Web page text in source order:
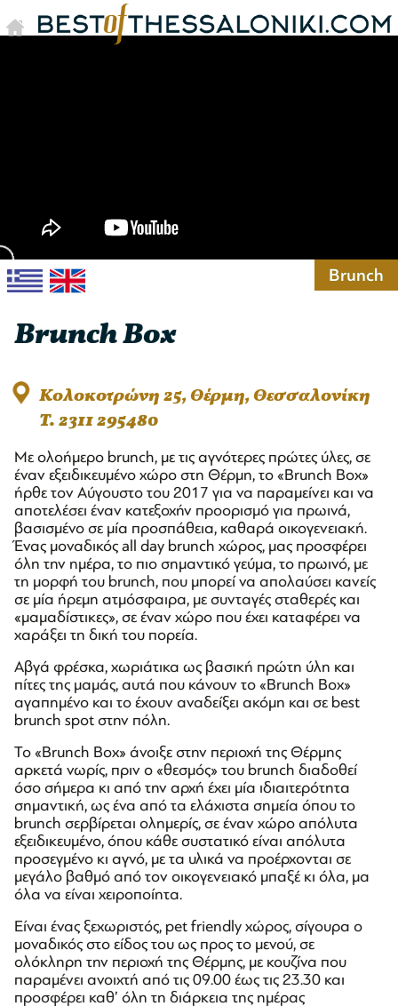
Brunch
Brunch Box
Κολοκοτρώνη 25, Θέρμη, Θεσσαλονίκη
T. 2311 295480
Με ολοήμερο brunch, με τις αγνότερες πρώτες ύλες, σε
έναν εξειδικευμένο χώρο στη Θέρμη, το «Brunch Box»
ήρθε τον Αύγουστο του 2017 για να παραμείνει και να
αποτελέσει έναν κατεξοχήν προορισμό για πρωινά,
βασισμένο σε μία προσπάθεια, καθαρά οικογενειακή.
Ένας μοναδικός all day brunch χώρος, μας προσφέρει
όλη την ημέρα, το πιο σημαντικό γεύμα, το πρωινό, με
τη μορφή του brunch, που μπορεί να απολαύσει κανείς
σε μία ήρεμη ατμόσφαιρα, με συνταγές σταθερές και
«μαμαδίστικες», σε έναν χώρο που έχει καταφέρει να
χαράξει τη δική του πορεία.
Αβγά φρέσκα, χωριάτικα ως βασική πρώτη ύλη και
πίτες της μαμάς, αυτά που κάνουν το «Brunch Box»
αγαπημένο και το έχουν αναδείξει ακόμη και σε best
brunch spot στην πόλη.
Το «Brunch Box» άνοιξε στην περιοχή της Θέρμης
αρκετά νωρίς, πριν ο «θεσμός» του brunch διαδοθεί
όσο σήμερα κι από την αρχή έχει μία ιδιαιτερότητα
σημαντική, ως ένα από τα ελάχιστα σημεία όπου το
brunch σερβίρεται ολημερίς, σε έναν χώρο απόλυτα
εξειδικευμένο, όπου κάθε συστατικό είναι απόλυτα
προσεγμένο κι αγνό, με τα υλικά να προέρχονται σε
μεγάλο βαθμό από τον οικογενειακό μπαξέ κι όλα, μα
όλα να είναι χειροποίητα.
Είναι ένας ξεχωριστός, pet friendly χώρος, σίγουρα ο
μοναδικός στο είδος του ως προς το μενού, σε
ολόκληρη την περιοχή της Θέρμης, με κουζίνα που
παραμένει ανοιχτή από τις 09.00 έως τις 23.30 και
προσφέρει καθ’ όλη τη διάρκεια της ημέρας